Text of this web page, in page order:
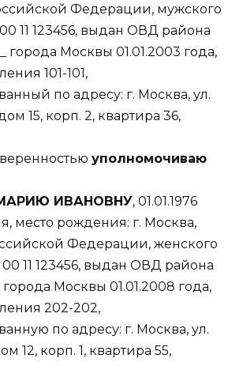
Федерации, мужского
11 123456, выдан ОВД района
города Москвы 01.01.2003 года,
101-101,
по адресу: г. Москва, ул.
15, корп. 2, квартира 36,
уполномочиваю
ИВАНОВНУ, 01.01.1976
место рождения: г. Москва,
Федерации, женского
00 11 123456, выдан ОВД района
города Москвы 01.01.2008 года,
202-202,
по адресу: г. Москва, ул.
12, корп. 1, квартира 55,